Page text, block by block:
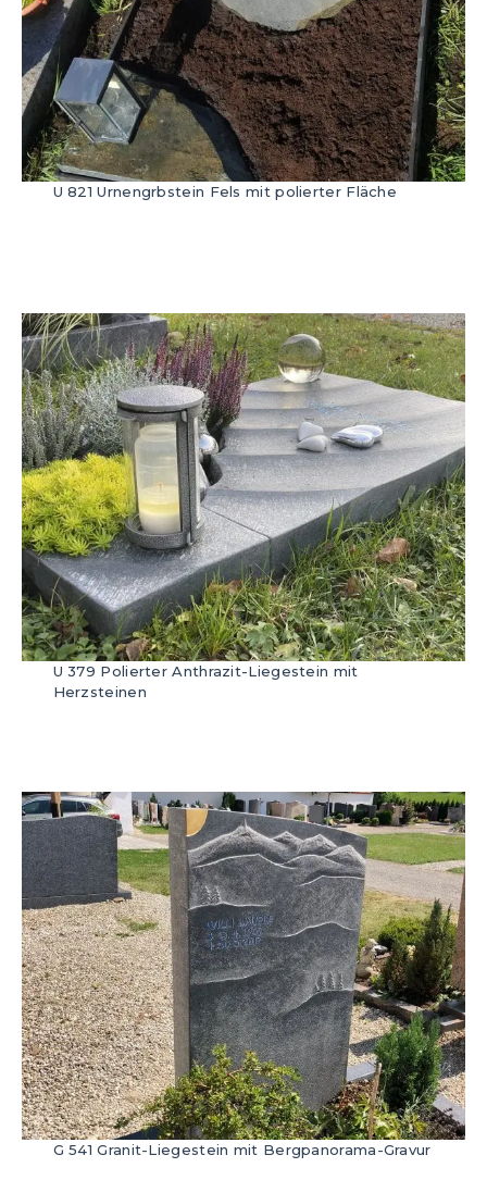
U 821 Urnengrbstein Fels mit polierter Fläche
U 379 Polierter Anthrazit-Liegestein mit
Herzsteinen
G 541 Granit-Liegestein mit Bergpanorama-Gravur